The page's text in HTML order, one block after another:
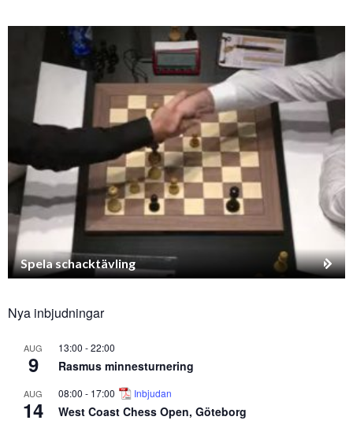
Spela schacktävling
Nya inbjudningar
AUG
9
13:00 -22:00
Rasmus minnesturnering
AUG
14
08:00 - 17:00 Inbjudan
West Coast Chess Open, Göteborg